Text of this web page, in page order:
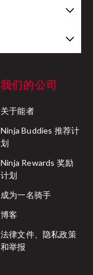
我们的公司
关于能者
Ninja Buddies 推荐计
划
Ninja Rewards 奖励
计划
成为一名骑手
博客
法律文件、隐私政策
和举报